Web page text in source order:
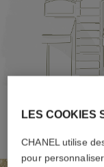
LES COOKIES
CHANEL utilise
pour